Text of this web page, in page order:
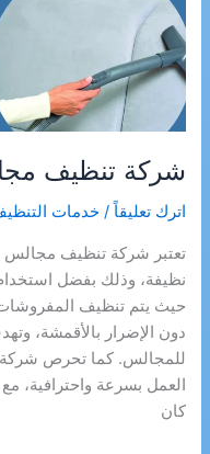
شركة تنظيف
اترك تعليقاً /خدمات
تعتبر شركة تنظيف مجالس
نظيفة، وذلك بفضل استخدام
حيث يتم تنظيف المفروشات
دون الإضرار بالأقمشة،
للمجالس. كما تحرص شركة
العمل بسرعة واحترافية،
كان